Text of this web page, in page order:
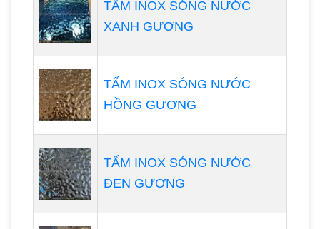
TẤM INOX SÓNG NƯỚC
XANH GƯƠNG
TẤM INOX SÓNG NƯỚC
HỒNG GƯƠNG
TẤM INOX SÓNG NƯỚC
ĐEN GƯƠNG